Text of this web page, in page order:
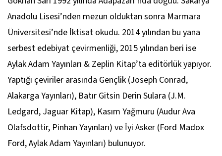
Anadolu Lisesi’nden mezun olduktan sonra Marmara
Üniversitesi’nde İktisat okudu. 2014 yılından bu yana
serbest edebiyat çevirmenliği, 2015 yılından beri ise
Aylak Adam Yayınları & Zeplin Kitap’ta editörlük yapıyor.
Yaptığı çeviriler arasında Gençlik (Joseph Conrad,
Alakarga Yayınları), Batır Gitsin Derin Sulara (J.M.
Ledgard, Jaguar Kitap), Kasım Yağmuru (Audur Ava
Olafsdottir, Pinhan Yayınları) ve İyi Asker (Ford Madox
Ford, Aylak Adam Yayınları) bulunuyor.